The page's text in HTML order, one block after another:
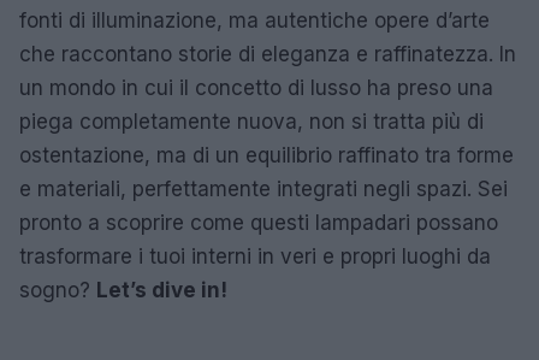
fonti di illuminazione, ma autentiche opere d’arte
che raccontano storie di eleganza e raffinatezza. In
un mondo in cui il concetto di lusso ha preso una
piega completamente nuova, non si tratta più di
ostentazione, ma di un equilibrio raffinato tra forme
e materiali, perfettamente integrati negli spazi. Sei
pronto a scoprire come questi lampadari possano
trasformare i tuoi interni in veri e propri luoghi da
sogno? Let’s dive in!